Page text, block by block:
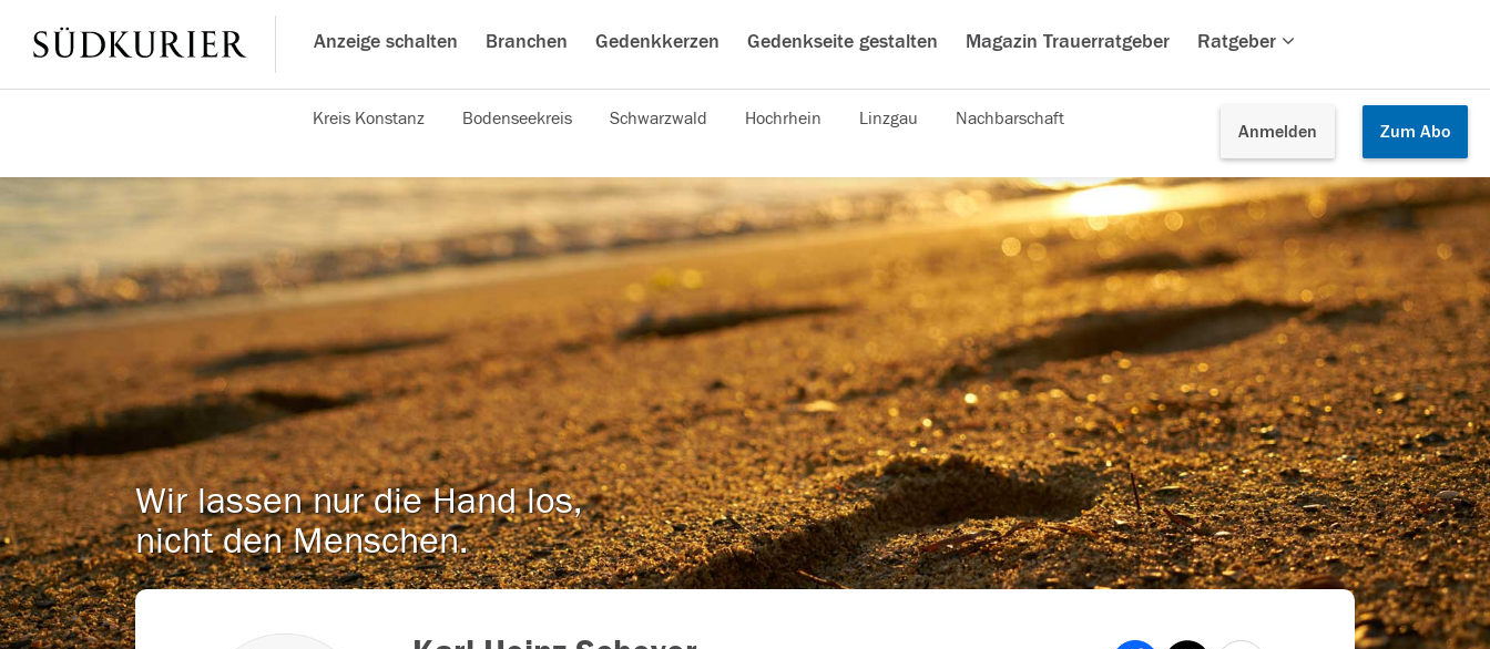
Anzeige schalten Branchen Gedenkkerzen Gedenkseite gestalten Magazin Trauerratgeber Ratgeber
Anmelden Zum Abo
Kreis Konstanz Bodenseekreis Schwarzwald Hochrhein Linzgau Nachbarschaft
Wir lassen nur die Hand los,
nicht den Menschen.